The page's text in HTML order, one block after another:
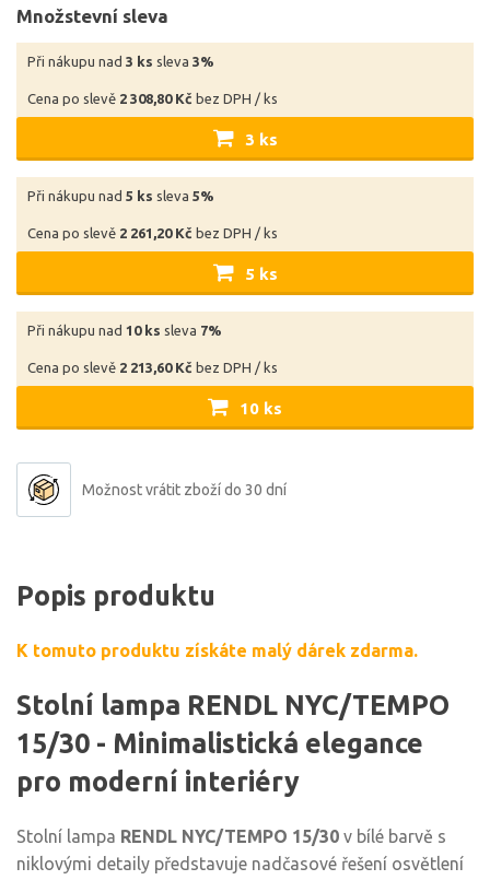
Množstevní sleva
Při nákupu nad 3 ks sleva 3%
Cena po slevě 2 308,80 Kč bez DPH / ks
3 ks
Při nákupu nad 5 ks sleva 5%
Cena po slevě 2 261,20 Kč bez DPH / ks
5 ks
Při nákupu nad 10 ks sleva 7%
Cena po slevě 2 213,60 Kč bez DPH / ks
10 ks
Možnost vrátit zboží do 30 dní
Popis produktu
K tomuto produktu získáte malý dárek zdarma.
Stolní lampa RENDL NYC/TEMPO
15/30 - Minimalistická elegance
pro moderní interiéry
Stolní lampa RENDL NYC/TEMPO 15/30 v bílé barvě s
niklovými detaily představuje nadčasové řešení osvětlení